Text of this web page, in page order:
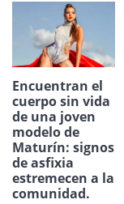
Encuentran el
cuerpo sin vida
de una joven
modelo de
Maturín: signos
de asfixia
estremecen a la
comunidad.